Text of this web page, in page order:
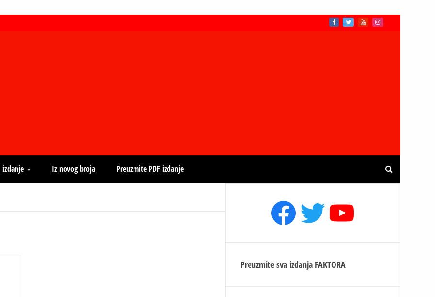
izdanje Iz novog broja Preuzmite PDF izdanje
Facebook
TwitterYouTube
Preuzmite sva izdanja FAKTORA